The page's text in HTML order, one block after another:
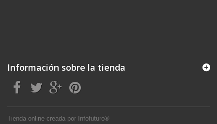
Tienda online creada por Infofuturo®
Información sobre la tienda